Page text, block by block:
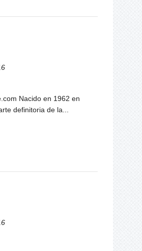
Nacido en 1962 en
definitoria de la...